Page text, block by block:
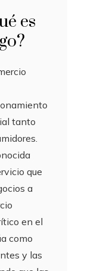
es
tanto
que
a
en el
como
y las